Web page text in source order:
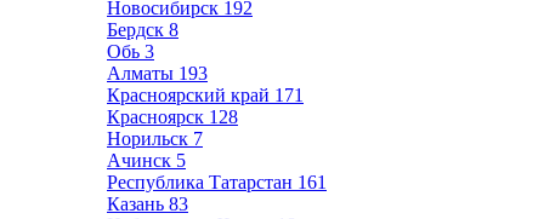
Новосибирск 192
Бердск 8
Обь 3
Алматы 193
Красноярский край 171
Красноярск 128
Норильск 7
Ачинск 5
Республика Татарстан 161
Казань 83